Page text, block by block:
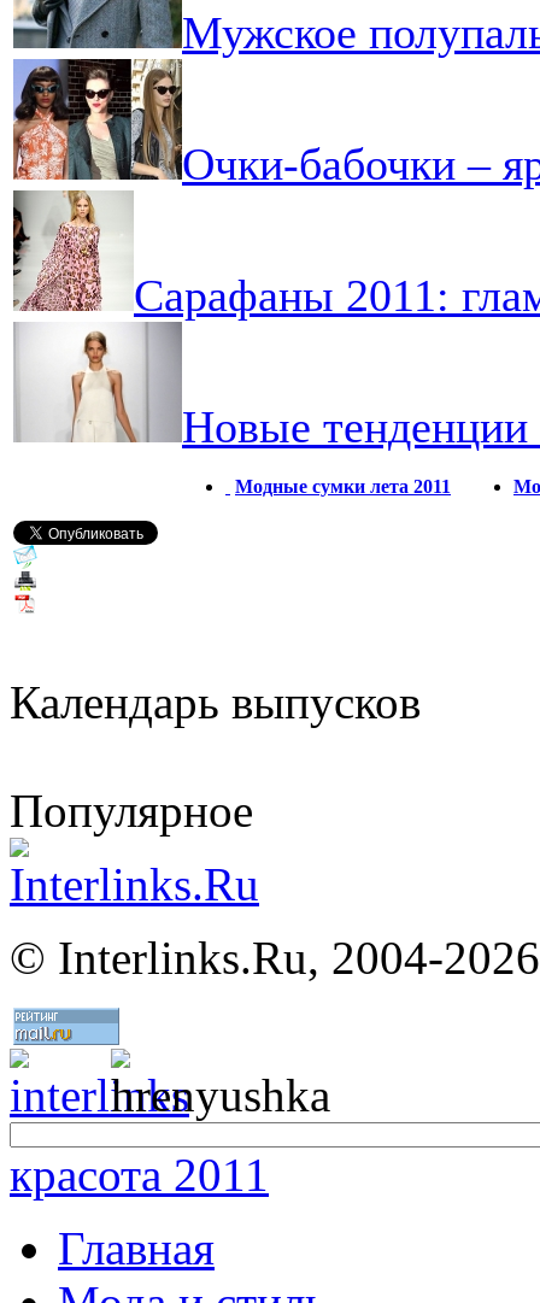
Мужское
Очки-бабочки –
Сарафаны 2011:
Новые тенденции
Модные сумки лета 2011
Календарь выпусков
Популярное
© Interlinks.Ru, 2004-2026
красота 2011
Главная